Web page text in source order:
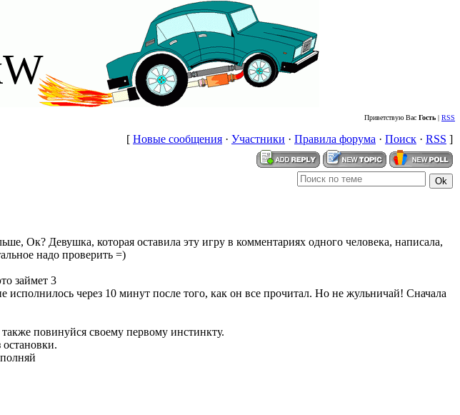
Приветствую Вас Гость | RSS
[ Новые сообщения · Участники · Правила форума · Поиск · RSS ]
Ок? Девушка, которая оставила эту игру в комментариях одного человека, написала,
надо проверить =)
займет 3
исполнилось через 10 минут после того, как он все прочитал. Но не жульничай! Сначала
повинуйся своему первому инстинкту.